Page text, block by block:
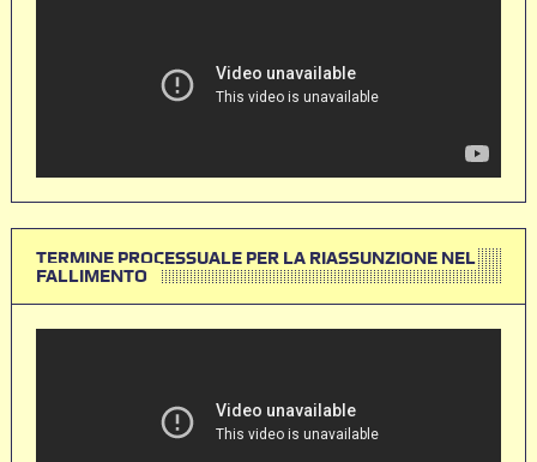
TERMINE PROCESSUALE PER LA RIASSUNZIONE NEL
FALLIMENTO